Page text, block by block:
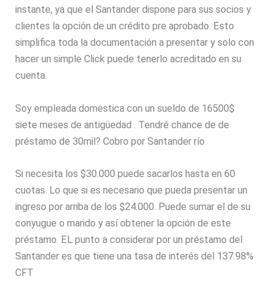
instante, ya que el Santander dispone para sus socios y
clientes la opción de un crédito pre aprobado. Esto
simplifica toda la documentación a presentar y solo con
hacer un simple Click puede tenerlo acreditado en su
cuenta.
Soy empleada domestica con un sueldo de 16500$
siete meses de antigüedad . Tendré chance de de
préstamo de 30mil? Cobro por Santander río
Si necesita los $30.000 puede sacarlos hasta en 60
cuotas. Lo que si es necesario que pueda presentar un
ingreso por arriba de los $24.000. Puede sumar el de su
conyugue o marido y así obtener la opción de este
préstamo. EL punto a considerar por un préstamo del
Santander es que tiene una tasa de interés del 137.98%
CFT